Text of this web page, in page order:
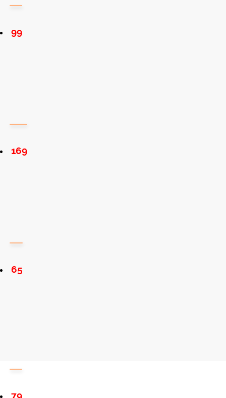
99
169
65
79